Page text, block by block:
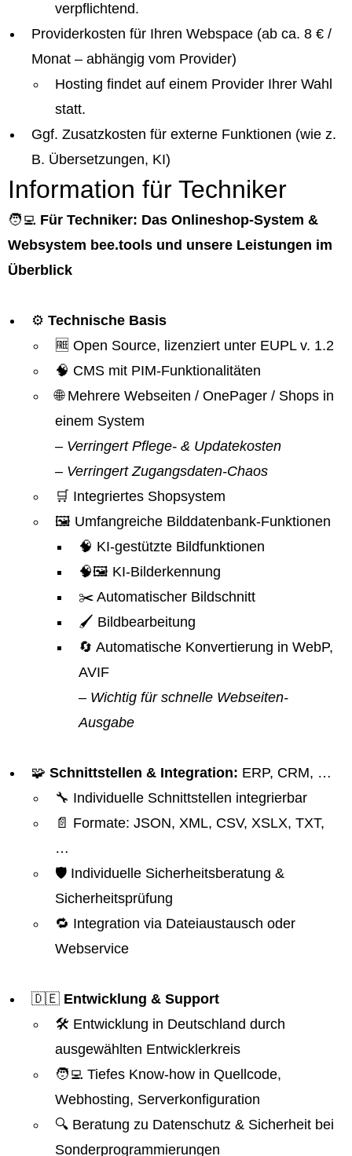
verpflichtend.
Providerkosten für Ihren Webspace (ab ca. 8 € /
Monat – abhängig vom Provider)
Hosting findet auf einem Provider Ihrer Wahl
statt.
Ggf. Zusatzkosten für externe Funktionen (wie z.
B. Übersetzungen, KI)
Information für Techniker
🧑‍💻 Für Techniker: Das Onlineshop-System &
Websystem bee.tools und unsere Leistungen im
Überblick
⚙️ Technische Basis
🆓 Open Source, lizenziert unter EUPL v. 1.2
🧠 CMS mit PIM-Funktionalitäten
🌐 Mehrere Webseiten / OnePager / Shops in
einem System
– Verringert Pflege- & Updatekosten
– Verringert Zugangsdaten-Chaos
🛒 Integriertes Shopsystem
🖼️ Umfangreiche Bilddatenbank-Funktionen
🧠 KI-gestützte Bildfunktionen
🧠🖼️ KI-Bilderkennung
✂️ Automatischer Bildschnitt
🖌️ Bildbearbeitung
🔄 Automatische Konvertierung in WebP,
AVIF
– Wichtig für schnelle Webseiten-
Ausgabe
🧩 Schnittstellen & Integration: ERP, CRM, …
🔧 Individuelle Schnittstellen integrierbar
📄 Formate: JSON, XML, CSV, XSLX, TXT,
…
🛡️ Individuelle Sicherheitsberatung &
Sicherheitsprüfung
🔁 Integration via Dateiaustausch oder
Webservice
🇩🇪 Entwicklung & Support
🛠️ Entwicklung in Deutschland durch
ausgewählten Entwicklerkreis
🧑‍💻 Tiefes Know-how in Quellcode,
Webhosting, Serverkonfiguration
🔍 Beratung zu Datenschutz & Sicherheit bei
Sonderprogrammierungen